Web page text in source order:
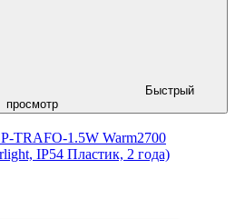
Быстрый
просмотр
TRAFO-1.5W Warm2700
IP54 Пластик, 2 года)